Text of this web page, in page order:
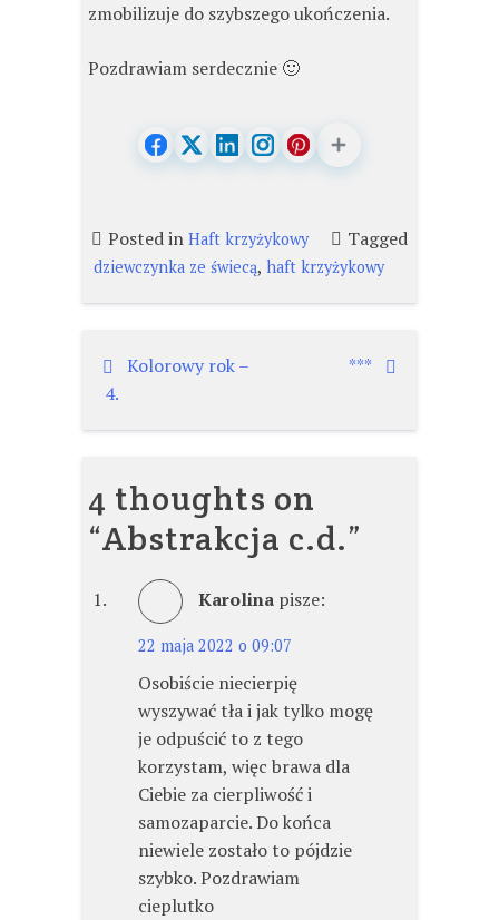
zmobilizuje do szybszego ukończenia.
Pozdrawiam serdecznie 🙂
Posted in Haft krzyżykowy Tagged
dziewczynka ze świecą, haft krzyżykowy
Nawigacja
wpisu
Kolorowy rok –
4.
***
4 thoughts on
“Abstrakcja c.d.”
Karolina pisze:
22 maja 2022 o 09:07
Osobiście niecierpię
wyszywać tła i jak tylko mogę
je odpuścić to z tego
korzystam, więc brawa dla
Ciebie za cierpliwość i
samozaparcie. Do końca
niewiele zostało to pójdzie
szybko. Pozdrawiam
cieplutko